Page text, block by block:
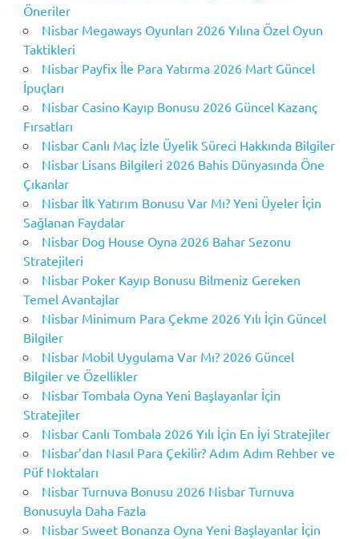
Öneriler
Nisbar Megaways Oyunları 2026 Yılına Özel Oyun
Taktikleri
Nisbar Payfix İle Para Yatırma 2026 Mart Güncel
İpuçları
Nisbar Casino Kayıp Bonusu 2026 Güncel Kazanç
Fırsatları
Nisbar Canlı Maç İzle Üyelik Süreci Hakkında Bilgiler
Nisbar Lisans Bilgileri 2026 Bahis Dünyasında Öne
Çıkanlar
Nisbar İlk Yatırım Bonusu Var Mı? Yeni Üyeler İçin
Sağlanan Faydalar
Nisbar Dog House Oyna 2026 Bahar Sezonu
Stratejileri
Nisbar Poker Kayıp Bonusu Bilmeniz Gereken
Temel Avantajlar
Nisbar Minimum Para Çekme 2026 Yılı İçin Güncel
Bilgiler
Nisbar Mobil Uygulama Var Mı? 2026 Güncel
Bilgiler ve Özellikler
Nisbar Tombala Oyna Yeni Başlayanlar İçin
Stratejiler
Nisbar Canlı Tombala 2026 Yılı İçin En İyi Stratejiler
Nisbar’dan Nasıl Para Çekilir? Adım Adım Rehber ve
Püf Noktaları
Nisbar Turnuva Bonusu 2026 Nisbar Turnuva
Bonusuyla Daha Fazla
Nisbar Sweet Bonanza Oyna Yeni Başlayanlar İçin